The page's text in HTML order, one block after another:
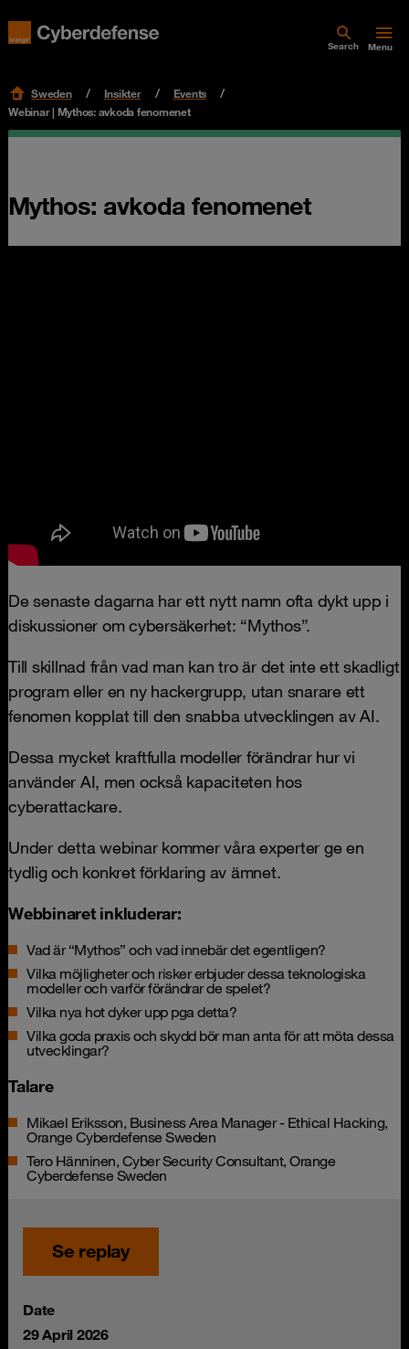
Search Menu
Sweden Insikter
Events
Webinar | Mythos: avkoda fenomenet
Mythos: avkoda fenomenet
De senaste dagarna har ett nytt namn ofta dykt upp i
diskussioner om cybersäkerhet: “Mythos”.
Till skillnad från vad man kan tro är det inte ett skadligt
program eller en ny hackergrupp, utan snarare ett
fenomen kopplat till den snabba utvecklingen av AI.
Dessa mycket kraftfulla modeller förändrar hur vi
använder AI, men också kapaciteten hos
cyberattackare.
Under detta webinar kommer våra experter ge en
tydlig och konkret förklaring av ämnet.
Webbinaret inkluderar:
Vad är “Mythos” och vad innebär det egentligen?
Vilka möjligheter och risker erbjuder dessa teknologiska
modeller och varför förändrar de spelet?
Vilka nya hot dyker upp pga detta?
Vilka goda praxis och skydd bör man anta för att möta dessa
utvecklingar?
Talare
Mikael Eriksson, Business Area Manager - Ethical Hacking,
Orange Cyberdefense Sweden
Tero Hänninen, Cyber Security Consultant, Orange
Cyberdefense Sweden
Se replay
Date
29 April 2026